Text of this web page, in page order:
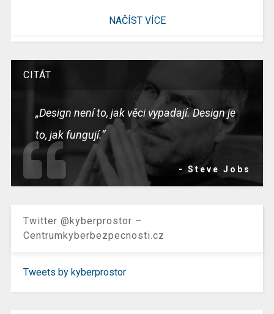
NAČÍST VÍCE
CITÁT
„Design není to, jak věci vypadají. Design je
to, jak fungují.“
- Steve Jobs
Twitter @kyberprostor –
Centrumkyberbezpecnosti.cz
Tweets by kyberprostor